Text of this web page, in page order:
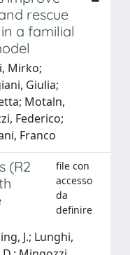
rescue
a familial
Mirko;
Giulia;
Motaln,
Federico;
Franco
(R2
file con
accesso
da
definire
J.; Lunghi,